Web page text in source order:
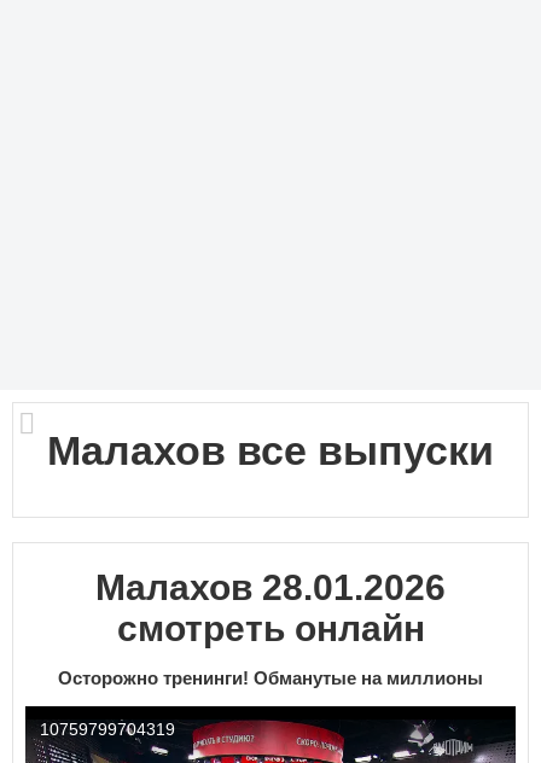
Малахов все выпуски
Малахов 28.01.2026
смотреть онлайн
Осторожно тренинги! Обманутые на миллионы